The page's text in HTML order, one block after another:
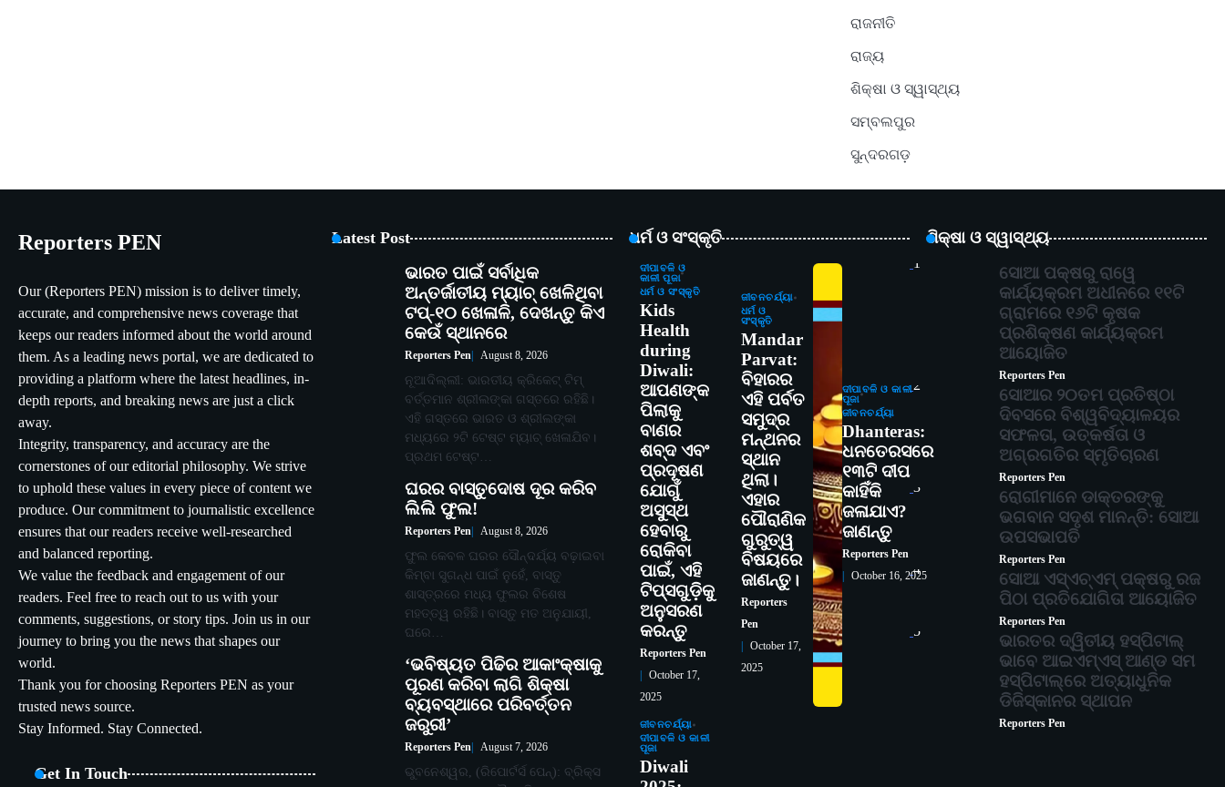
ରାଜନୀତି
ରାଜ୍ୟ
ଶିକ୍ଷା ଓ ସ୍ୱାସ୍ଥ୍ୟ
ସମ୍ବଲପୁର
ସୁନ୍ଦରଗଡ଼
Reporters PEN
Our (Reporters PEN) mission is to deliver timely,
accurate, and comprehensive news coverage that
keeps our readers informed about the world around
them. As a leading news portal, we are dedicated to
providing a platform where the latest headlines, in-
depth reports, and breaking news are just a click
away.
Integrity, transparency, and accuracy are the
cornerstones of our editorial philosophy. We strive
to uphold these values in every piece of content we
produce. Our commitment to journalistic excellence
ensures that our readers receive well-researched
and balanced reporting.
We value the feedback and engagement of our
readers. Feel free to reach out to us with your
comments, suggestions, or story tips. Join us in our
journey to bring you the news that shapes our
world.
Thank you for choosing Reporters PEN as your
trusted news source.
Stay Informed. Stay Connected.
Get In Touch
Latest Post
ଭାରତ ପାଇଁ ସର୍ବାଧିକ
ଅନ୍ତର୍ଜାତୀୟ ମ୍ୟାଚ୍ ଖେଳିଥିବା
ଟପ୍-୧୦ ଖେଳାଳି, ଦେଖନ୍ତୁ କିଏ
କେଉଁ ସ୍ଥାନରେ
Reporters Pen August 8, 2026
ନୂଆଦିଲ୍ଲୀ: ଭାରତୀୟ କ୍ରିକେଟ୍ ଟିମ୍
ବର୍ତ୍ତମାନ ଶ୍ରୀଲଙ୍କା ଗସ୍ତରେ ରହିଛି।
ଏହି ଗସ୍ତରେ ଭାରତ ଓ ଶ୍ରୀଲଙ୍କା
ମଧ୍ୟରେ ୨ଟି ଟେଷ୍ଟ ମ୍ୟାଚ୍ ଖେଳାଯିବ।
ପ୍ରଥମ ଟେଷ୍ଟ…
ଘରର ବାସ୍ତୁଦୋଷ ଦୂର କରିବ
ଲିଲି ଫୁଲ!
Reporters Pen August 8, 2026
ଫୁଲ କେବଳ ଘରର ସୌନ୍ଦର୍ଯ୍ୟ ବଢ଼ାଇବା
କିମ୍ବା ସୁଗନ୍ଧ ପାଇଁ ନୁହେଁ, ବାସ୍ତୁ
ଶାସ୍ତ୍ରରେ ମଧ୍ୟ ଫୁଲର ବିଶେଷ
ମହତ୍ତ୍ୱ ରହିଛି। ବାସ୍ତୁ ମତ ଅନୁଯାୟୀ,
ଘରେ…
‘ଭବିଷ୍ୟତ ପିଢିର ଆକାଂକ୍ଷାକୁ
ପୂରଣ କରିବା ଲାଗି ଶିକ୍ଷା
ବ୍ୟବସ୍ଥାରେ ପରିବର୍ତ୍ତନ
ଜରୁରୀ’
Reporters Pen August 7, 2026
ଭୁବନେଶ୍ୱର, (ରିପୋର୍ଟର୍ସ ପେନ୍‌): ବ୍ରିକ୍ସ
ଧର୍ମ ଓ ସଂସ୍କୃତି
ଦୀପାବଳି ଓ
କାଳୀ ପୂଜା
ଧର୍ମ ଓ ସଂସ୍କୃତି
Kids
Health
during
Diwali:
ଆପଣଙ୍କ
ପିଲାକୁ
ବାଣର
ଶବ୍ଦ ଏବଂ
ପ୍ରଦୂଷଣ
ଯୋଗୁଁ
ଅସୁସ୍ଥ
ହେବାରୁ
ରୋକିବା
ପାଇଁ, ଏହି
ଟିପ୍ସଗୁଡ଼ିକୁ
ଅନୁସରଣ
କରନ୍ତୁ
Reporters Pen
October 17,
2025
ଜୀବନଚର୍ଯ୍ୟା
ଧର୍ମ ଓ
ସଂସ୍କୃତି
Mandar
Parvat:
ବିହାରର
ଏହି ପର୍ବତ
ସମୁଦ୍ର
ମନ୍ଥନର
ସ୍ଥାନ
ଥିଲା।
ଏହାର
ପୌରାଣିକ
ଗୁରୁତ୍ୱ
ବିଷୟରେ
ଜାଣନ୍ତୁ।
Reporters
Pen
October 17,
2025
ଦୀପାବଳି ଓ କାଳୀ
ପୂଜା
ଜୀବନଚର୍ଯ୍ୟା
Dhanteras:
ଧନତେରସରେ
୧୩ଟି ଦୀପ
କାହିଁକି
ଜଳାଯାଏ?
ଜାଣନ୍ତୁ
Reporters Pen
October 16, 2025
ଜୀବନଚର୍ଯ୍ୟା
ଦୀପାବଳି ଓ କାଳୀ
ପୂଜା
Diwali
ଶିକ୍ଷା ଓ ସ୍ୱାସ୍ଥ୍ୟ
1
ସୋଆ ପକ୍ଷରୁ ରାୱେ
କାର୍ଯ୍ୟକ୍ରମ ଅଧୀନରେ ୧୧ଟି
ଗ୍ରାମରେ ୧୬ଟି କୃଷକ
ପ୍ରଶିକ୍ଷଣ କାର୍ଯ୍ୟକ୍ରମ
ଆୟୋଜିତ
Reporters Pen
2
ସୋଆର ୨୦ତମ ପ୍ରତିଷ୍ଠା
ଦିବସରେ ବିଶ୍ୱବିଦ୍ୟାଳୟର
ସଫଳତା, ଉତ୍କର୍ଷତା ଓ
ଅଗ୍ରଗତିର ସ୍ମୃତିଚାରଣ
Reporters Pen
3
ରୋଗୀମାନେ ଡାକ୍ତରଙ୍କୁ
ଭଗବାନ ସଦୃଶ ମାନନ୍ତି: ସୋଆ
ଉପସଭାପତି
Reporters Pen
4
ସୋଆ ଏସ୍‌ଏଚ୍‌ଏମ୍ ପକ୍ଷରୁ ରଜ
ପିଠା ପ୍ରତିଯୋଗିତା ଆୟୋଜିତ
Reporters Pen
5
ଭାରତର ଦ୍ୱିତୀୟ ହସ୍ପିଟାଲ୍
ଭାବେ ଆଇଏମ୍‌ଏସ୍ ଆଣ୍ଡ ସମ
ହସ୍ପିଟାଲ୍‌ରେ ଅତ୍ୟାଧୁନିକ
ଡିଜିସ୍କାନର ସ୍ଥାପନ
Reporters Pen